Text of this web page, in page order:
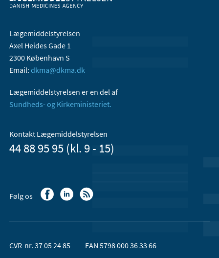
Lægemiddelstyrelsen
Axel Heides Gade 1
2300 København S
Email: dkma@dkma.dk
Lægemiddelstyrelsen er en del af
Sundheds- og Kirkeministeriet.
Kontakt Lægemiddelstyrelsen
44 88 95 95 (kl. 9 - 15)
Følg os
CVR-nr. 37 05 24 85 EAN 5798 000 36 33 66